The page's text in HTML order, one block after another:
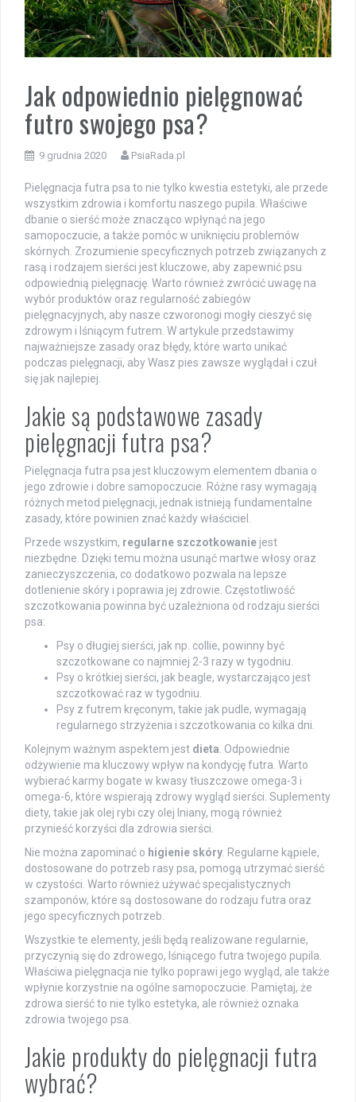
Jak odpowiednio pielęgnować
futro swojego psa?
9 grudnia 2020 PsiaRada.pl
Pielęgnacja futra psa to nie tylko kwestia estetyki, ale przede
wszystkim zdrowia i komfortu naszego pupila. Właściwe
dbanie o sierść może znacząco wpłynąć na jego
samopoczucie, a także pomóc w uniknięciu problemów
skórnych. Zrozumienie specyficznych potrzeb związanych z
rasą i rodzajem sierści jest kluczowe, aby zapewnić psu
odpowiednią pielęgnację. Warto również zwrócić uwagę na
wybór produktów oraz regularność zabiegów
pielęgnacyjnych, aby nasze czworonogi mogły cieszyć się
zdrowym i lśniącym futrem. W artykule przedstawimy
najważniejsze zasady oraz błędy, które warto unikać
podczas pielęgnacji, aby Wasz pies zawsze wyglądał i czuł
się jak najlepiej.
Jakie są podstawowe zasady
pielęgnacji futra psa?
Pielęgnacja futra psa jest kluczowym elementem dbania o
jego zdrowie i dobre samopoczucie. Różne rasy wymagają
różnych metod pielęgnacji, jednak istnieją fundamentalne
zasady, które powinien znać każdy właściciel.
Przede wszystkim, regularne szczotkowanie jest
niezbędne. Dzięki temu można usunąć martwe włosy oraz
zanieczyszczenia, co dodatkowo pozwala na lepsze
dotlenienie skóry i poprawia jej zdrowie. Częstotliwość
szczotkowania powinna być uzależniona od rodzaju sierści
psa:
Psy o długiej sierści, jak np. collie, powinny być
szczotkowane co najmniej 2-3 razy w tygodniu.
Psy o krótkiej sierści, jak beagle, wystarczająco jest
szczotkować raz w tygodniu.
Psy z futrem kręconym, takie jak pudle, wymagają
regularnego strzyżenia i szczotkowania co kilka dni.
Kolejnym ważnym aspektem jest dieta. Odpowiednie
odżywienie ma kluczowy wpływ na kondycję futra. Warto
wybierać karmy bogate w kwasy tłuszczowe omega-3 i
omega-6, które wspierają zdrowy wygląd sierści. Suplementy
diety, takie jak olej rybi czy olej lniany, mogą również
przynieść korzyści dla zdrowia sierści.
Nie można zapominać o higienie skóry. Regularne kąpiele,
dostosowane do potrzeb rasy psa, pomogą utrzymać sierść
w czystości. Warto również używać specjalistycznych
szamponów, które są dostosowane do rodzaju futra oraz
jego specyficznych potrzeb.
Wszystkie te elementy, jeśli będą realizowane regularnie,
przyczynią się do zdrowego, lśniącego futra twojego pupila.
Właściwa pielęgnacja nie tylko poprawi jego wygląd, ale także
wpłynie korzystnie na ogólne samopoczucie. Pamiętaj, że
zdrowa sierść to nie tylko estetyka, ale również oznaka
zdrowia twojego psa.
Jakie produkty do pielęgnacji futra
wybrać?